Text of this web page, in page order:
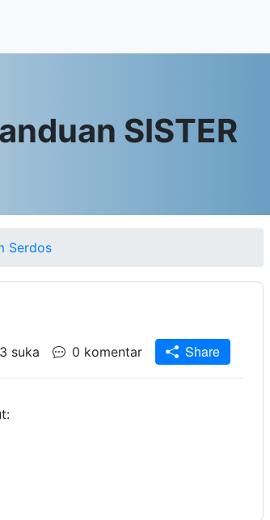
SISTER
Serdos
3 suka 0 komentar Share